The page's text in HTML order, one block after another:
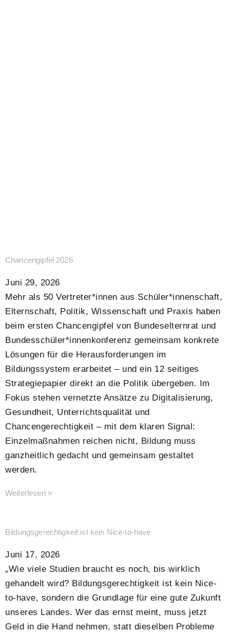
Chancengipfel 2026
Juni 29, 2026
Mehr als 50 Vertreter*innen aus Schüler*innenschaft,
Elternschaft, Politik, Wissenschaft und Praxis haben
beim ersten Chancengipfel von Bundeselternrat und
Bundesschüler*innenkonferenz gemeinsam konkrete
Lösungen für die Herausforderungen im
Bildungssystem erarbeitet – und ein 12 seitiges
Strategiepapier direkt an die Politik übergeben. Im
Fokus stehen vernetzte Ansätze zu Digitalisierung,
Gesundheit, Unterrichtsqualität und
Chancengerechtigkeit – mit dem klaren Signal:
Einzelmaßnahmen reichen nicht, Bildung muss
ganzheitlich gedacht und gemeinsam gestaltet
werden.
Weiterlesen »
Bildungsgerechtigkeit ist kein Nice-to-have
Juni 17, 2026
„Wie viele Studien braucht es noch, bis wirklich
gehandelt wird? Bildungsgerechtigkeit ist kein Nice-
to-have, sondern die Grundlage für eine gute Zukunft
unseres Landes. Wer das ernst meint, muss jetzt
Geld in die Hand nehmen, statt dieselben Probleme